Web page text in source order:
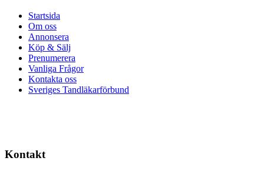
Startsida
Om oss
Annonsera
Köp & Sälj
Prenumerera
Vanliga Frågor
Kontakta oss
Sveriges Tandläkarförbund
Kontakt